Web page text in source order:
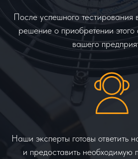
После успешного тестирования
решение о приобретении
вашего
Наши эксперты готовы ответить
и предоставить необходимую